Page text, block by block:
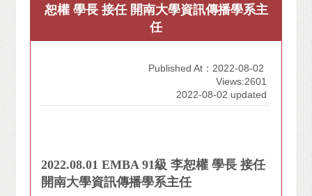
恕權 學長 接任 開南大學資訊傳播學系主
任
Published At：2022-08-02
Views:2601
2022-08-02 updated
2022.08.01 EMBA 91級 李恕權 學長 接任
開南大學資訊傳播學系主任